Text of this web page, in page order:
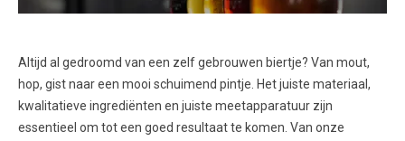
Altijd al gedroomd van een zelf gebrouwen biertje? Van mout,
hop, gist naar een mooi schuimend pintje. Het juiste materiaal,
kwalitatieve ingrediënten en juiste meetapparatuur zijn
essentieel om tot een goed resultaat te komen. Van onze